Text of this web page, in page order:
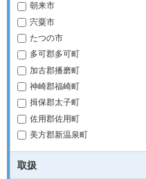
朝来市
宍粟市
たつの市
多可郡多可町
加古郡播磨町
神崎郡福崎町
揖保郡太子町
佐用郡佐用町
美方郡新温泉町
取扱